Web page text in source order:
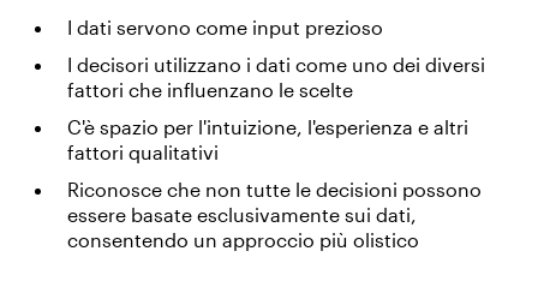
I dati servono come input prezioso
I decisori utilizzano i dati come uno dei diversi
fattori che influenzano le scelte
C'è spazio per l'intuizione, l'esperienza e altri
fattori qualitativi
Riconosce che non tutte le decisioni possono
essere basate esclusivamente sui dati,
consentendo un approccio più olistico